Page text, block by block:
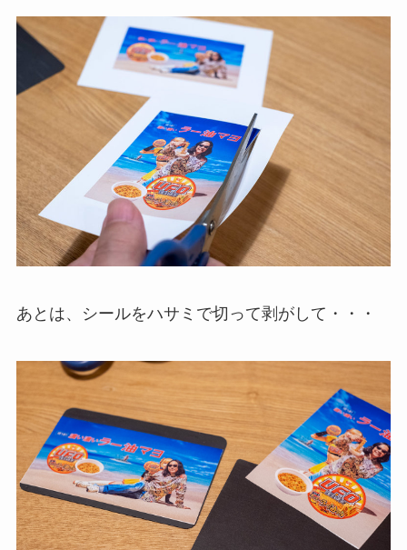
あとは、シールをハサミで切って剥がして・・・